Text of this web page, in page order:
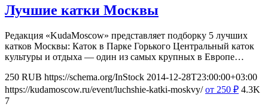
Лучшие катки Москвы
Редакция «KudaMoscow» представляет подборку 5 лучших
катков Москвы: Каток в Парке Горького Центральный каток
культуры и отдыха — один из самых крупных в Европе…
250 RUB https://schema.org/InStock 2014-12-28T23:00:00+03:00
https://kudamoscow.ru/event/luchshie-katki-moskvy/ от 250 ₽ 4.3K
7